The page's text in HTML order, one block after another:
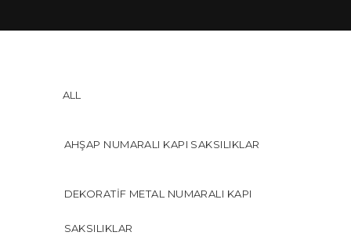
ALL
AHŞAP NUMARALI KAPI SAKSILIKLAR
DEKORATIF METAL NUMARALI KAPI
SAKSILIKLAR